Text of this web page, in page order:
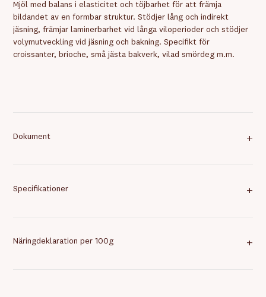
Mjöl med balans i elasticitet och töjbarhet för att främja
bildandet av en formbar struktur. Stödjer lång och indirekt
jäsning, främjar laminerbarhet vid långa viloperioder och stödjer
volymutveckling vid jäsning och bakning. Specifikt för
croissanter, brioche, små jästa bakverk, vilad smördeg m.m.
Dokument +
Specifikationer +
Näringdeklaration per 100g +